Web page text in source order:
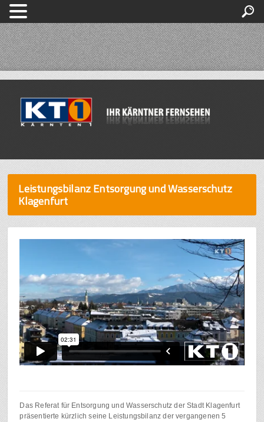
Leistungsbilanz Entsorgung und Wasserschutz
Klagenfurt
Das Referat für Entsorgung und Wasserschutz der Stadt Klagenfurt
präsentierte kürzlich seine Leistungsbilanz der vergangenen 5